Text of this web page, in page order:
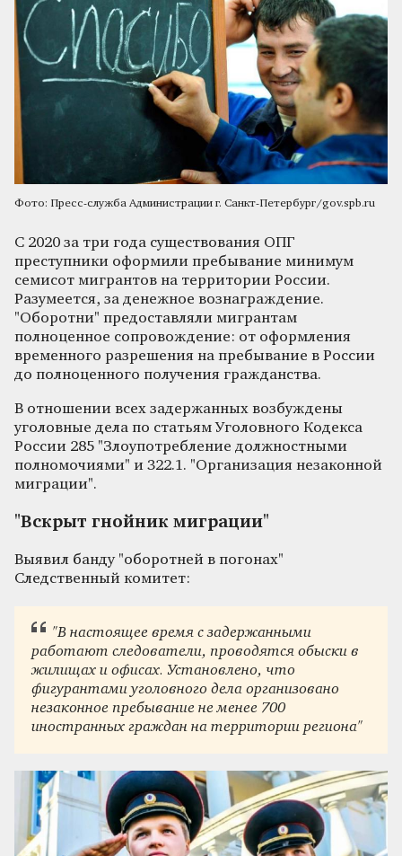
Фото: Пресс-служба Администрации г. Санкт-Петербург/gov.spb.ru
С 2020 за три года существования ОПГ
преступники оформили пребывание минимум
семисот мигрантов на территории России.
Разумеется, за денежное вознаграждение.
"Оборотни" предоставляли мигрантам
полноценное сопровождение: от оформления
временного разрешения на пребывание в России
до полноценного получения гражданства.
В отношении всех задержанных возбуждены
уголовные дела по статьям Уголовного Кодекса
России 285 "Злоупотребление должностными
полномочиями" и 322.1. "Организация незаконной
миграции".
"Вскрыт гнойник миграции"
Выявил банду "оборотней в погонах"
Следственный комитет:
"В настоящее время с задержанными
работают следователи, проводятся обыски в
жилищах и офисах. Установлено, что
фигурантами уголовного дела организовано
незаконное пребывание не менее 700
иностранных граждан на территории региона"